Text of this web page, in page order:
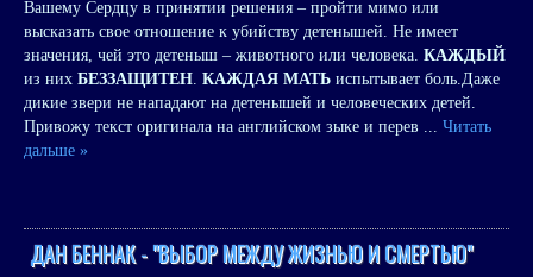
Вашему Сердцу в принятии решения – пройти мимо или
высказать свое отношение к убийству детенышей. Не имеет
значения, чей это детеныш – животного или человека. КАЖДЫЙ
из них БЕЗЗАЩИТЕН КАЖДАЯ МАТЬ испытывает боль.Даже
дикие звери не нападают на детенышей и человеческих детей.
Привожу текст оригинала на английском зыке и перев
Читать
дальше »
ДАН БЕННАК - "ВЫБОР МЕЖДУ ЖИЗНЬЮ И СМЕРТЬЮ"